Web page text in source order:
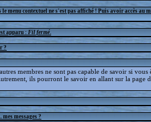
menu contextuel ne s'est pas affiché ! Puis avoir accès au
apparu : Fil fermé
?
membres ne sont pas capable de savoir si vous
ils pourront le savoir en allant sur la page
messages ?